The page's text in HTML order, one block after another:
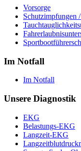
Vorsorge
Schutzimpfungen
Im Notfall
Im Notfall
Unsere Diagnostik
EKG
Belastungs-EKG
Langzeit-EKG